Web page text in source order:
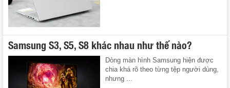
Samsung S3, S5, S8 khác nhau như thế nào?
Dòng màn hình Samsung hiện được
chia khá rõ theo từng tệp người dùng,
nhưng ...